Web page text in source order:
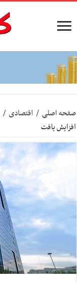
صفحه اصلی / اقتصادی /
افزایش یافت